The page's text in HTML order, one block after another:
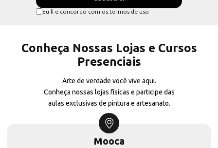
Eu li e concordo com os termos de uso
Conheça Nossas Lojas e Cursos
Presenciais
Arte de verdade você vive aqui.
Conheça nossas lojas físicas e participe das
aulas exclusivas de pintura e artesanato.
Mooca